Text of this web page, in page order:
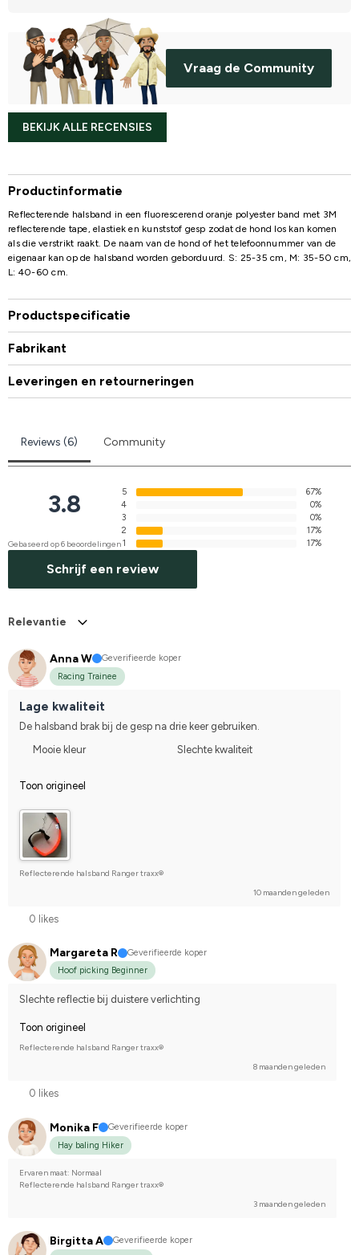
Vraag de Community
BEKIJK ALLE RECENSIES
Productinformatie
Reflecterende halsband in een fluorescerend oranje polyester band met 3M
reflecterende tape, elastiek en kunststof gesp zodat de hond los kan komen
als die verstrikt raakt. De naam van de hond of het telefoonnummer van de
eigenaar kan op de halsband worden geborduurd. S: 25-35 cm, M: 35-50 cm,
L: 40-60 cm.
Productspecificatie
Fabrikant
Leveringen en retourneringen
Reviews (6) Community
3.8
Gebaseerd op 6 beoordelingen
5
67%
4
0%
3
0%
2
17%
1
17%
Schrijf een review
Relevantie
Anna W
Geverifieerde koper
Racing Trainee
Lage kwaliteit
De halsband brak bij de gesp na drie keer gebruiken.
Mooie kleur
Slechte kwaliteit
Toon origineel
Reflecterende halsband Ranger traxx®
10 maanden geleden
0 likes
Margareta R
Geverifieerde koper
Hoof picking Beginner
Slechte reflectie bij duistere verlichting
Toon origineel
Reflecterende halsband Ranger traxx®
8 maanden geleden
0 likes
Monika F
Geverifieerde koper
Hay baling Hiker
Ervaren maat: Normaal
Reflecterende halsband Ranger traxx®
3 maanden geleden
Birgitta A
Geverifieerde koper